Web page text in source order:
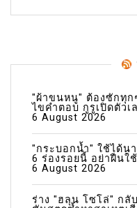
"ผ้าขนหนู" ต้องซักทุก
ไขคำตอบ กูรูเปิดตัวเ
6 August 2026
"กระบอกน้ำ" ใช้ได้น
6 ร่องรอยนี้ อย่าฝืนใ
6 August 2026
ร่าง "ฮลุน โซโล่" กลั